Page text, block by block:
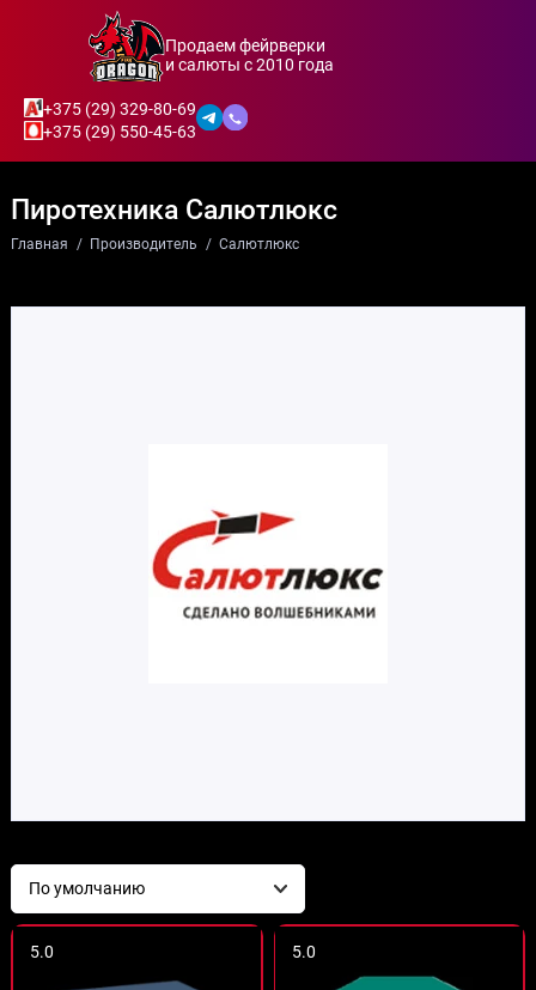
Продаем фейрверки
и салюты с 2010 года
+375 (29) 329-80-69
+375 (29) 550-45-63
Пиротехника Салютлюкс
Главная Производитель Салютлюкс
5.0 5.0